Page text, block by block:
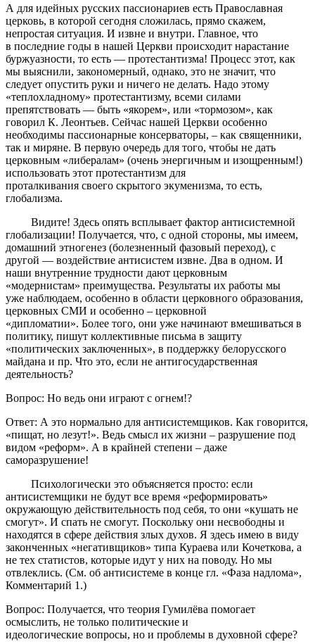
А для идейных русских пассионариев есть Православная
церковь, в которой сегодня сложилась, прямо скажем,
непростая ситуация. И извне и внутри. Главное, что
в последние годы в нашей Церкви происходит нарастание
буржуазности, то есть — протестантизма! Процесс этот, как
мы выяснили, закономерный, однако, это не значит, что
следует опустить руки и ничего не делать. Надо этому
«теплохладному» протестантизму, всеми силами
препятствовать — быть «якорем», или «тормозом», как
говорил К. Леонтьев. Сейчас нашей Церкви особенно
необходимы пассионарные консерваторы, – как священники,
так и миряне. В первую очередь для того, чтобы не дать
церковным «либералам» (очень энергичным и изощренным!)
использовать этот протестантизм для
проталкивания своего скрытого экуменизма, то есть,
глобализма.
Видите! Здесь опять всплывает фактор антисистемной
глобализации! Получается, что, с одной стороны, мы имеем,
домашний этногенез (болезненный фазовый переход), с
другой — воздействие антисистем извне. Два в одном. И
наши внутренние трудности дают церковным
«модернистам» преимущества. Результаты их работы мы
уже наблюдаем, особенно в области церковного образования,
церковных СМИ и особенно – церковной
«дипломатии». Более того, они уже начинают вмешиваться в
политику, пишут коллективные письма в защиту
«политических заключенных», в поддержку белорусского
майдана и пр. Что это, если не антигосударственная
деятельность?
Вопрос: Но ведь они играют с огнем!?
Ответ: А это нормально для антисистемщиков. Как говорится,
«пищат, но лезут!». Ведь смысл их жизни – разрушение под
видом «реформ». А в крайней степени – даже
саморазрушение!
Психологически это объясняется просто: если
антисистемщики не будут все время «реформировать»
окружающую действительность под себя, то они «кушать не
смогут». И спать не смогут. Поскольку они несвободны и
находятся в сфере действия злых духов. Я здесь имею в виду
законченных «негативщиков» типа Кураева или Кочеткова, а
не тех статистов, которые идут у них на поводу. Но мы
отвлеклись. (См. об антисистеме в конце гл. «Фаза надлома»,
Комментарий 1.)
Вопрос: Получается, что теория Гумилёва помогает
осмыслить, не только политические и
идеологические вопросы, но и проблемы в духовной сфере?